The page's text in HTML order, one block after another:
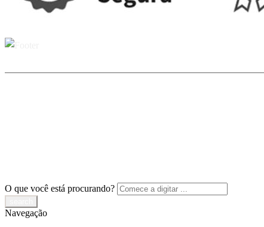
O que você está procurando?
Navegação